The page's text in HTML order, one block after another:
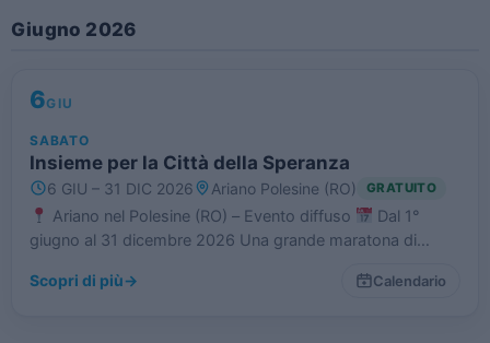
Giugno 2026
6GIU
SABATO
Insieme per la Città della Speranza
6 GIU – 31 DIC 2026 Ariano Polesine (RO) GRATUITO
Ariano nel Polesine (RO) – Evento diffuso
Dal 1°
giugno al 31 dicembre 2026 Una grande maratona di
Polesine! Il Comune e le associazioni…
Scopri di più→ Calendario